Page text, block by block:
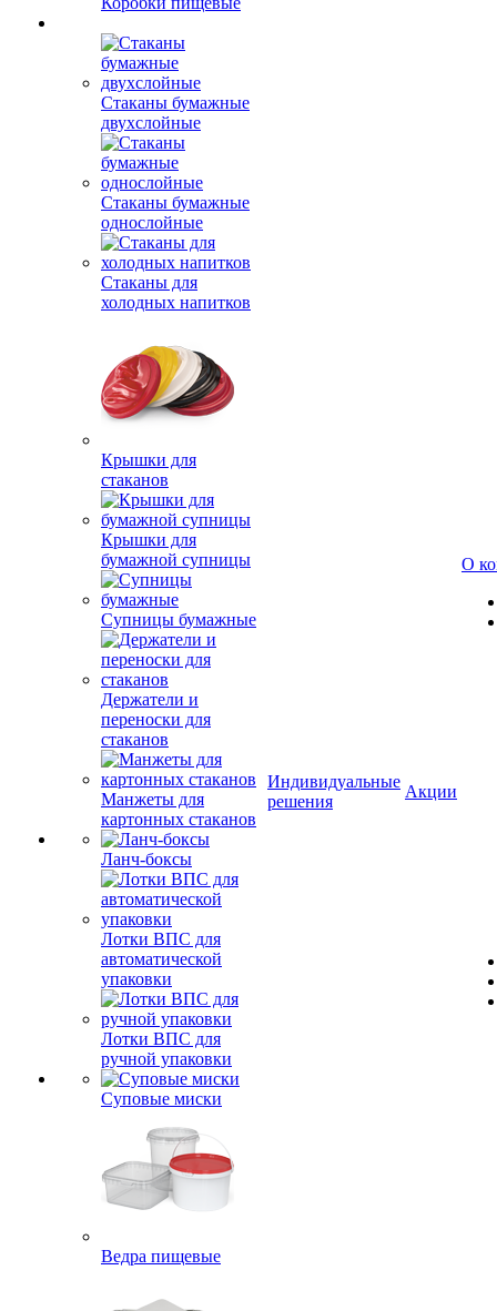
Стаканы бумажные
двухслойные
Стаканы бумажные
однослойные
Стаканы для
холодных напитков
Крышки для
стаканов
Крышки для
бумажной супницы
Супницы бумажные
Держатели и
переноски для
стаканов
Манжеты для
картонных стаканов
Ланч-боксы
Лотки ВПС для
автоматической
упаковки
Лотки ВПС для
ручной упаковки
Суповые миски
Ведра пищевые
Индивидуальные
решения
Акции
О